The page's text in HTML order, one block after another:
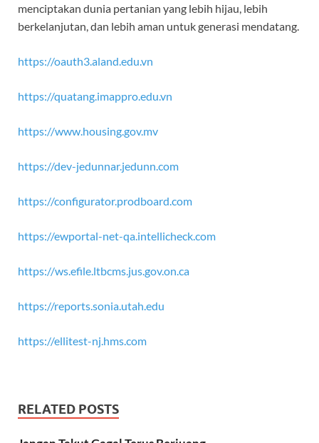
menciptakan dunia pertanian yang lebih hijau, lebih
berkelanjutan, dan lebih aman untuk generasi mendatang.
https://oauth3.aland.edu.vn
https://quatang.imappro.edu.vn
https://www.housing.gov.mv
https://dev-jedunnar.jedunn.com
https://configurator.prodboard.com
https://ewportal-net-qa.intellicheck.com
https://ws.efile.ltbcms.jus.gov.on.ca
https://reports.sonia.utah.edu
https://ellitest-nj.hms.com
RELATED POSTS